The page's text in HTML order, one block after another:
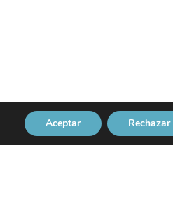
Aceptar Rechazar